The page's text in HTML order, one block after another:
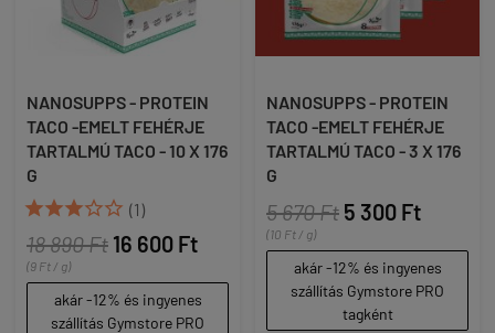
NANOSUPPS - PROTEIN
TACO -EMELT FEHÉRJE
TARTALMÚ TACO - 10 X 176
G
 (1)
18 890 Ft 16 600 Ft
(9 Ft / g)
akár -12% és ingyenes
szállítás Gymstore PRO
NANOSUPPS - PROTEIN
TACO -EMELT FEHÉRJE
TARTALMÚ TACO - 3 X 176
G
5 670 Ft 5 300 Ft
(10 Ft / g)
akár -12% és ingyenes
szállítás Gymstore PRO
tagként